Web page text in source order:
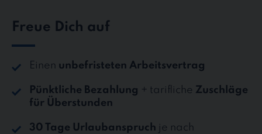
Freue Dich auf
Einen unbefristeten Arbeitsvertrag
Pünktliche Bezahlung + tarifliche Zuschläge
für Überstunden
30 Tage Urlaubanspruch je nach